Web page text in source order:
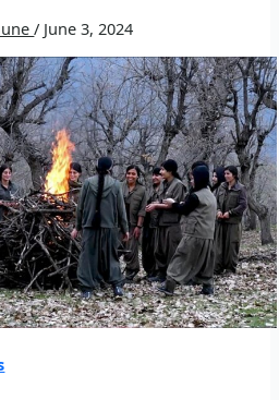
/ June 3, 2024